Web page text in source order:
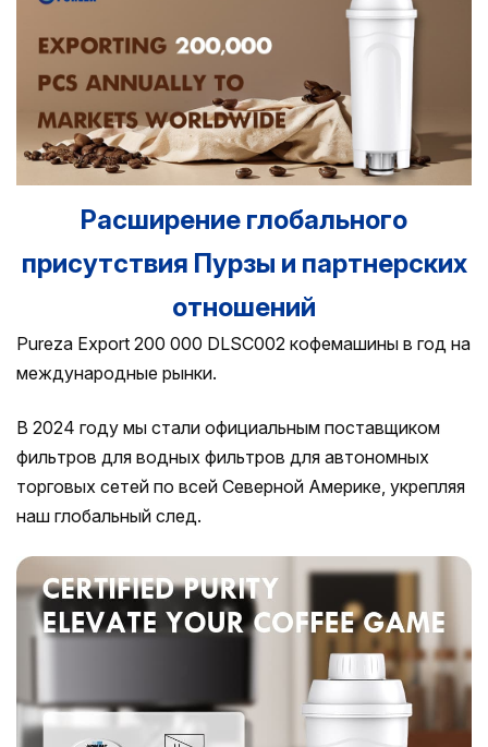
Расширение глобального
присутствия Пурзы и партнерских
отношений
Pureza Export 200 000 DLSC002 кофемашины в год на
международные рынки.
В 2024 году мы стали официальным поставщиком
фильтров для водных фильтров для автономных
торговых сетей по всей Северной Америке, укрепляя
наш глобальный след.